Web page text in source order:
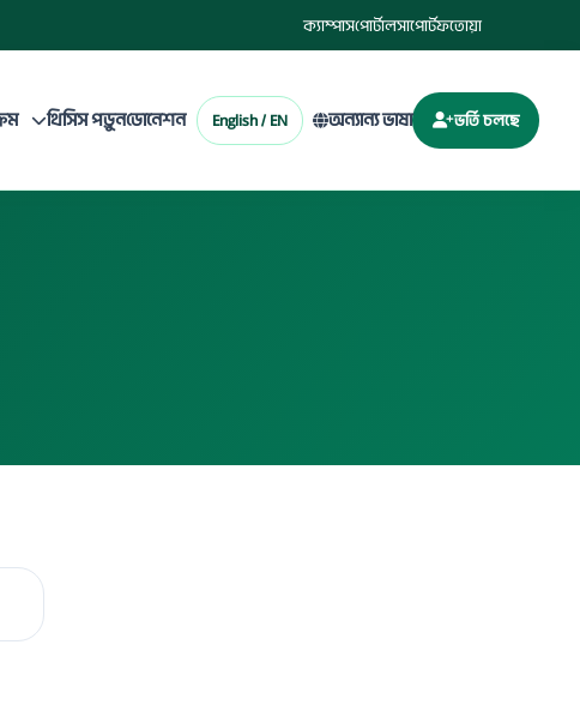
ক্যাম্পাসপোর্টালসাপোর্টফতোয়া
থিসিস পড়ুনডোনেশন English / EN অন্যান্য ভাষা ভর্তি চলছে